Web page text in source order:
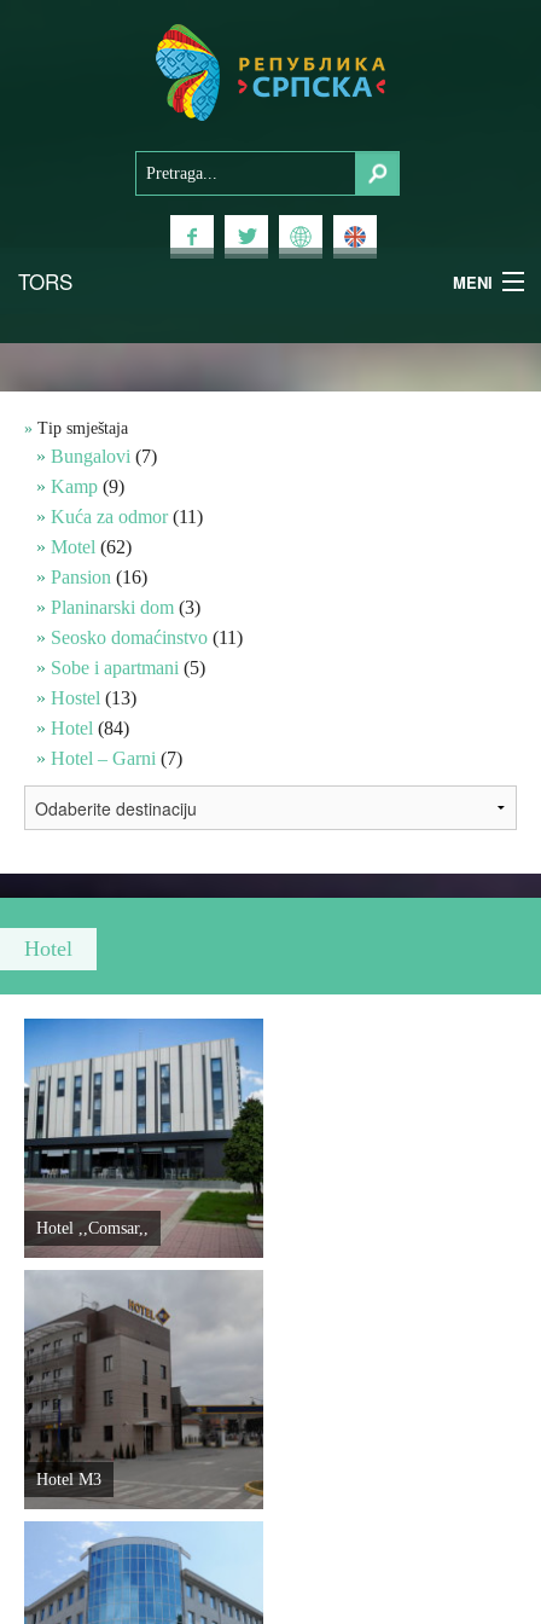
TORS MENI
Planinski turizam
Banjski turizam
Vjerski turizam
Avantura
Eko turizam
Kulturni turizam
Gastronomija
Lov i ribolov
Omladinski turizam
Destinacije
Spisak destinacija
Manifestacije
Smještaj
Multimedija
Foto
Video
Tip smještaja
Bungalovi (7)
Kamp (9)
Kuća za odmor(11)
Motel (62)
Pansion (16)
Planinarski dom (3)
Seosko domaćinstvo (11)
Sobe i apartmani (5)
Hostel (13)
Hotel (84)
Hotel – Garni (7)
Hotel
Hotel ,,Comsar,,
Hotel M3